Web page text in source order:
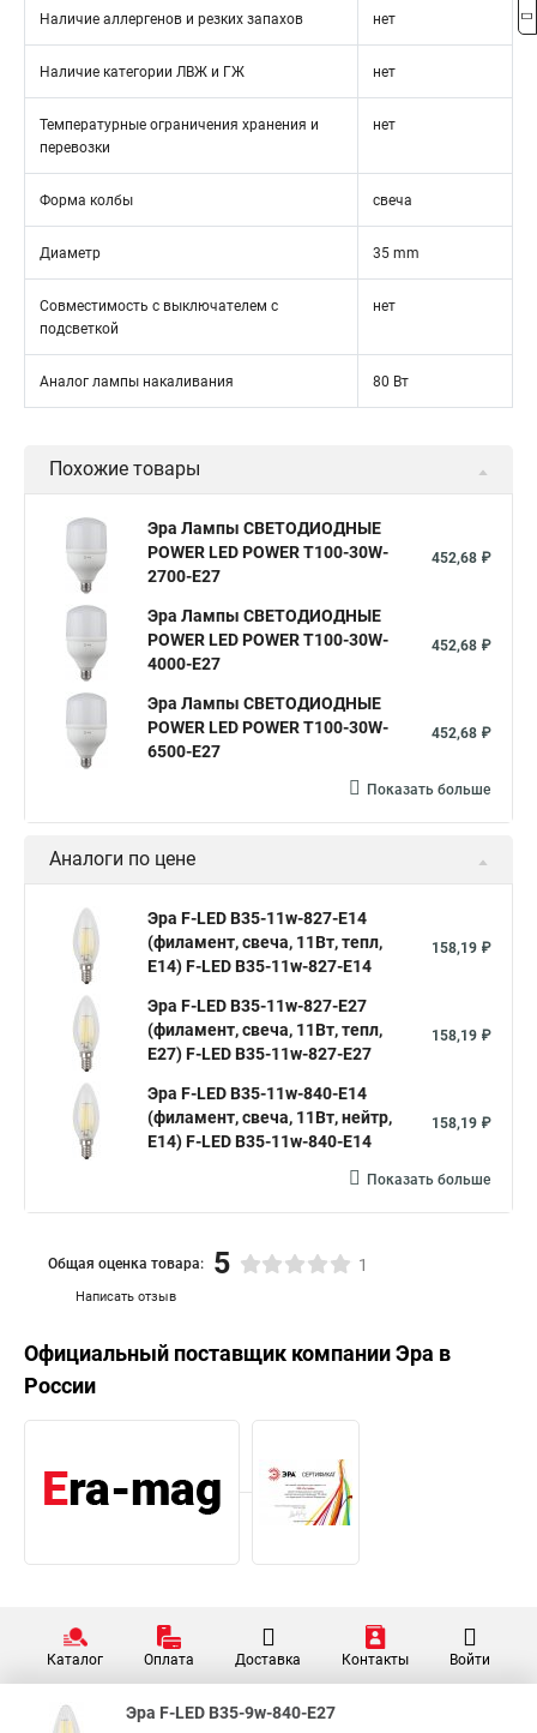
Наличие аллергенов и резких запахов нет
Наличие категории ЛВЖ и ГЖ нет
Температурные ограничения хранения и
перевозки
нет
Форма колбы свеча
Диаметр 35 mm
Совместимость с выключателем с
подсветкой
нет
Аналог лампы накаливания 80 Вт
Похожие товары
Эра Лампы СВЕТОДИОДНЫЕ
POWER LED POWER T100-30W-
2700-E27
452,68 ₽
Эра Лампы СВЕТОДИОДНЫЕ
POWER LED POWER T100-30W-
4000-E27
452,68 ₽
Эра Лампы СВЕТОДИОДНЫЕ
POWER LED POWER T100-30W-
6500-E27
452,68 ₽
Показать больше
Аналоги по цене
Эра F-LED B35-11w-827-E14
(филамент, свеча, 11Вт, тепл,
E14) F-LED B35-11w-827-E14
158,19 ₽
Эра F-LED B35-11w-827-E27
(филамент, свеча, 11Вт, тепл,
E27) F-LED B35-11w-827-E27
158,19 ₽
Эра F-LED B35-11w-840-E14
(филамент, свеча, 11Вт, нейтр,
E14) F-LED B35-11w-840-E14
158,19 ₽
Показать больше
Написать отзыв
Общая оценка товара: 5 1
Официальный поставщик компанииЭра в
России
Каталог Оплата Доставка Контакты Войти
Эра F-LED B35-9w-840-E27